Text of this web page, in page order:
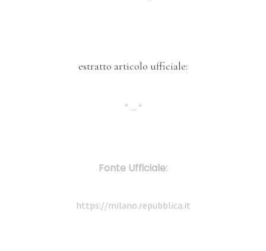
estratto articolo ufficiale:
” … “
Fonte Ufficiale:
https://milano.repubblica.it